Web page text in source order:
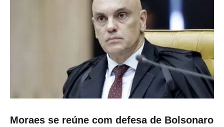
Moraes se reúne com defesa de Bolsonaro